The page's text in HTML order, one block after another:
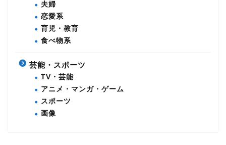
夫婦
恋愛系
育児・教育
食べ物系
芸能・スポーツ
TV・芸能
アニメ・マンガ・ゲーム
スポーツ
画像